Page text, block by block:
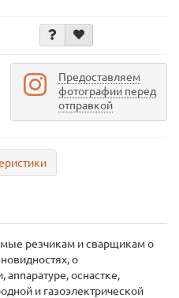
Предоставляем
фотографии перед
отправкой
резчикам и сварщикам о
о
аппаратуре, оснастке,
и газоэлектрической